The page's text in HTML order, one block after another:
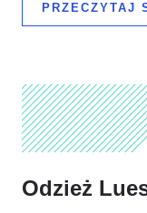
PRZECZYTAJ
Odzież